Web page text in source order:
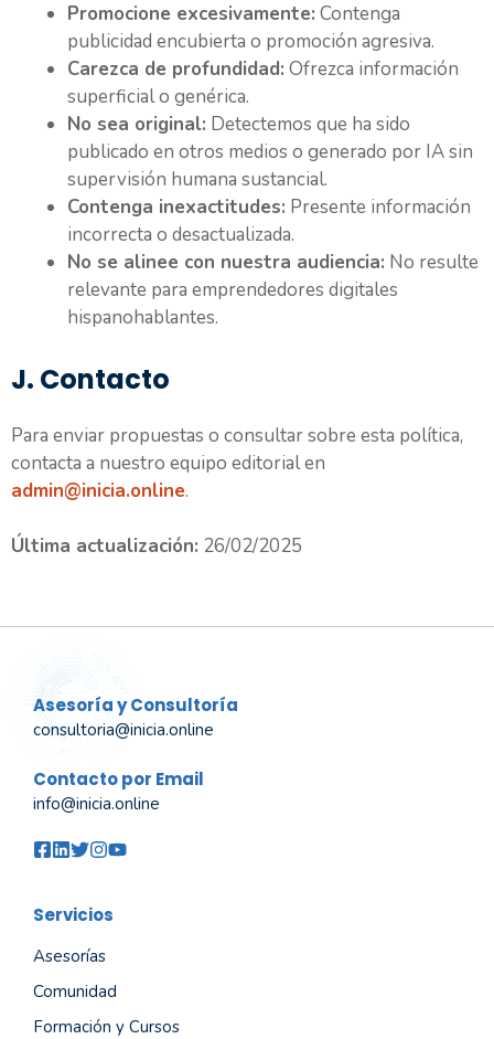
Promocione excesivamente: Contenga
publicidad encubierta o promoción agresiva.
Carezca de profundidad: Ofrezca información
superficial o genérica.
No sea original: Detectemos que ha sido
publicado en otros medios o generado por IA sin
supervisión humana sustancial.
Contenga inexactitudes: Presente información
incorrecta o desactualizada.
No se alinee con nuestra audiencia: No resulte
relevante para emprendedores digitales
hispanohablantes.
J. Contacto
Para enviar propuestas o consultar sobre esta política,
contacta a nuestro equipo editorial en
admin@inicia.online.
Última actualización: 26/02/2025
Asesoría y Consultoría
consultoria@inicia.online
Contacto por Email
info@inicia.online
Servicios
Asesorías
Comunidad
Formación y Cursos